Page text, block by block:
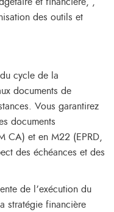
des outils et
cycle de la
documents de
Vous garantirez
documents
CA) et en M22 (EPRD,
des échéances et des
de l’exécution du
stratégie financière